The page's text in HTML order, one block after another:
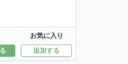
お気に入り
追加する